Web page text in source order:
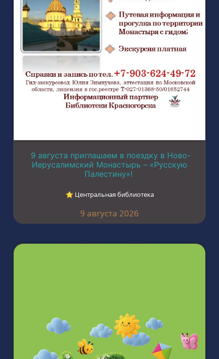
9 августа приглашаем в поездку в Ново-
Иерусалимский Монастырь – «Русскую
Палестину»!
⭐︎ Центральная библиотека
9 августа 2026